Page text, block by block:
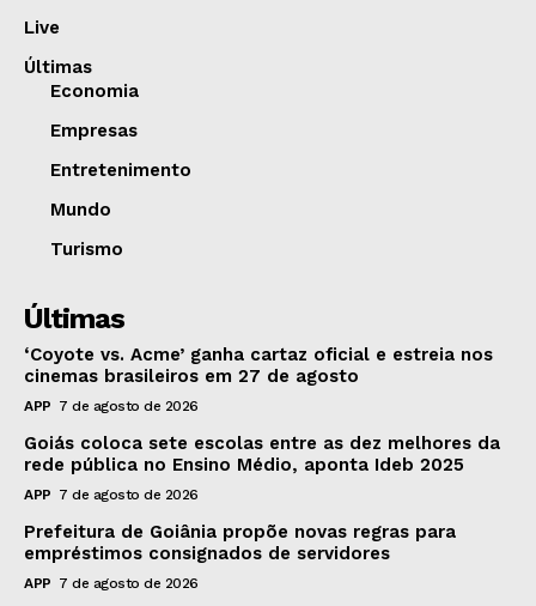
Live
Últimas
Economia
Empresas
Entretenimento
Mundo
Turismo
Últimas
‘Coyote vs. Acme’ ganha cartaz oficial e estreia nos
cinemas brasileiros em 27 de agosto
APP 7 de agosto de 2026
Goiás coloca sete escolas entre as dez melhores da
rede pública no Ensino Médio, aponta Ideb 2025
APP 7 de agosto de 2026
Prefeitura de Goiânia propõe novas regras para
empréstimos consignados de servidores
APP 7 de agosto de 2026